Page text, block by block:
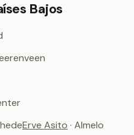
Bajos
Erve Asito · Almelo